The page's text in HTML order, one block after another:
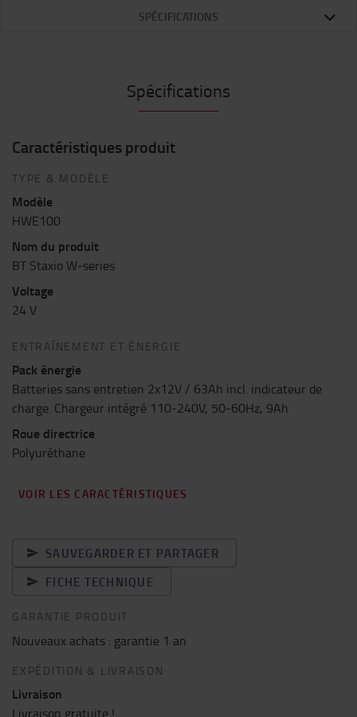
SPÉCIFICATIONS
Spécifications
Caractéristiques produit
TYPE & MODÈLE
Modèle
HWE100
Nom du produit
BT Staxio W-series
Voltage
24 V
ENTRAÎNEMENT ET ÉNERGIE
Pack énergie
Batteries sans entretien 2x12V / 63Ah incl. indicateur de
charge. Chargeur intégré 110-240V, 50-60Hz, 9Ah
Roue directrice
Polyuréthane
VOIR LES CARACTÉRISTIQUES
SAUVEGARDER ET PARTAGER
FICHE TECHNIQUE
GARANTIE PRODUIT
Nouveaux achats : garantie 1 an
EXPÉDITION & LIVRAISON
Livraison
Livraison gratuite !